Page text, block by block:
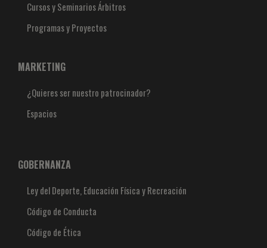
Cursos y Seminarios Árbitros
Programas y Proyectos
MARKETING
¿Quieres ser nuestro patrocinador?
Espacios
GOBERNANZA
Ley del Deporte, Educación Física y Recreación
Código de Conducta
Código de Ética